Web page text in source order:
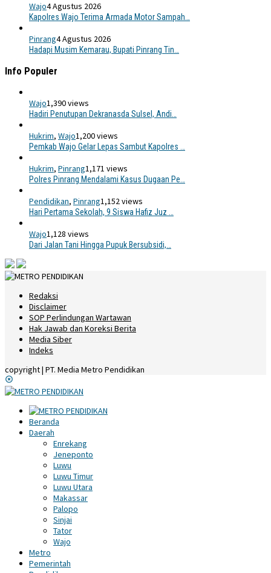
Wajo4 Agustus 2026
Kapolres Wajo Terima Armada Motor Sampah…
Pinrang4 Agustus 2026
Hadapi Musim Kemarau, Bupati Pinrang Tin…
Info Populer
Wajo1,390 views
Hadiri Penutupan Dekranasda Sulsel, Andi…
Hukrim, Wajo1,200 views
Pemkab Wajo Gelar Lepas Sambut Kapolres …
Hukrim, Pinrang1,171 views
Polres Pinrang Mendalami Kasus Dugaan Pe…
Pendidikan, Pinrang1,152 views
Hari Pertama Sekolah, 9 Siswa Hafiz Juz …
Wajo1,128 views
Dari Jalan Tani Hingga Pupuk Bersubsidi,…
Redaksi
Disclaimer
SOP Perlindungan Wartawan
Hak Jawab dan Koreksi Berita
Media Siber
Indeks
copyright | PT. Media Metro Pendidikan
Beranda
Daerah
Enrekang
Jeneponto
Luwu
Luwu Timur
Luwu Utara
Makassar
Palopo
Sinjai
Tator
Wajo
Metro
Pemerintah